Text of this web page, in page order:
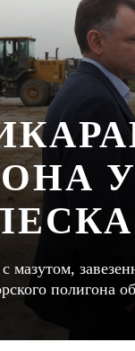
мазутом,
полигона